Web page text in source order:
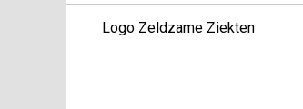
Logo Zeldzame Ziekten